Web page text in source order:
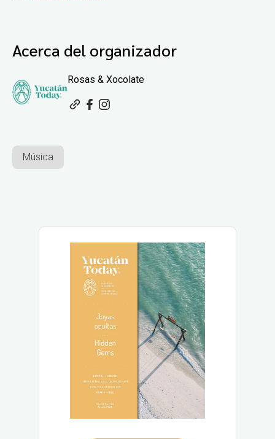
Acerca del organizador
Rosas & Xocolate
Música